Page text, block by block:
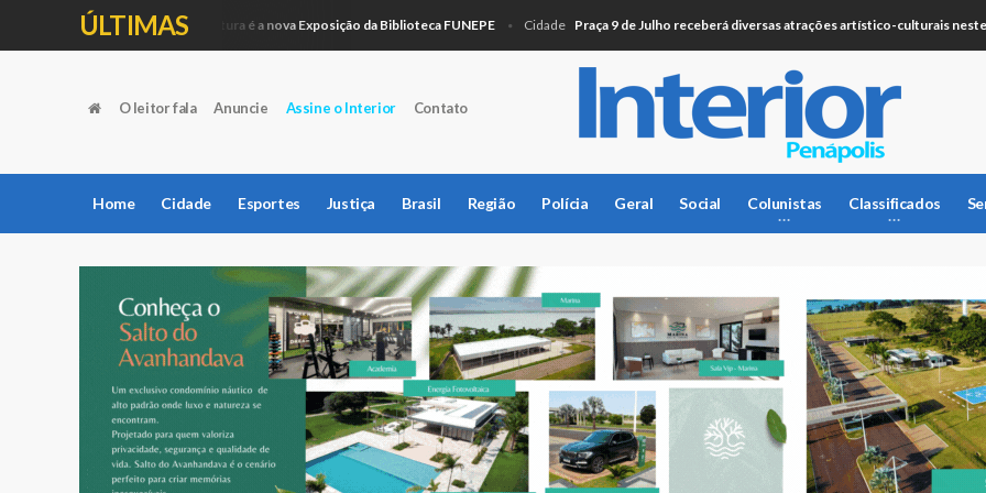
ÚLTIMAS
Artesanato e Pintura é a nova Exposição da Biblioteca FUNEPE Cidade Praça 9 de Julho receberá diversas atrações artístico-culturais neste
O leitor fala Anuncie Assine o Interior Contato
Home Cidade Esportes Justiça Brasil Região Polícia Geral Social Colunistas Classificados